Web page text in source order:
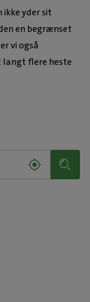
yder sit
en begrænset
vi også
langt flere heste